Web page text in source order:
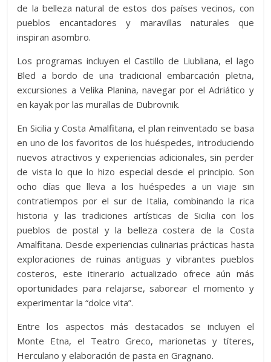
de la belleza natural de estos dos países vecinos, con
pueblos encantadores y maravillas naturales que
inspiran asombro.
Los programas incluyen el Castillo de Liubliana, el lago
Bled a bordo de una tradicional embarcación pletna,
excursiones a Velika Planina, navegar por el Adriático y
en kayak por las murallas de Dubrovnik.
En Sicilia y Costa Amalfitana, el plan reinventado se basa
en uno de los favoritos de los huéspedes, introduciendo
nuevos atractivos y experiencias adicionales, sin perder
de vista lo que lo hizo especial desde el principio. Son
ocho días que lleva a los huéspedes a un viaje sin
contratiempos por el sur de Italia, combinando la rica
historia y las tradiciones artísticas de Sicilia con los
pueblos de postal y la belleza costera de la Costa
Amalfitana. Desde experiencias culinarias prácticas hasta
exploraciones de ruinas antiguas y vibrantes pueblos
costeros, este itinerario actualizado ofrece aún más
oportunidades para relajarse, saborear el momento y
experimentar la “dolce vita”.
Entre los aspectos más destacados se incluyen el
Monte Etna, el Teatro Greco, marionetas y títeres,
Herculano y elaboración de pasta en Gragnano.